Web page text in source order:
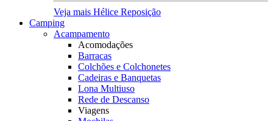
Veja mais Hélice Reposição
Camping
Acampamento
Acomodações
Barracas
Colchões e Colchonetes
Cadeiras e Banquetas
Lona Multiuso
Rede de Descanso
Viagens